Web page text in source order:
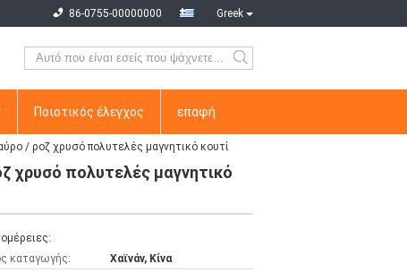
Greek
86-0755-00000000
Ποιοτικός έλεγχος επαφή
/ ροζ χρυσό πολυτελές μαγνητικό κουτί
χρυσό πολυτελές μαγνητικό
καταγωγής:
Χαϊνάν, Κίνα